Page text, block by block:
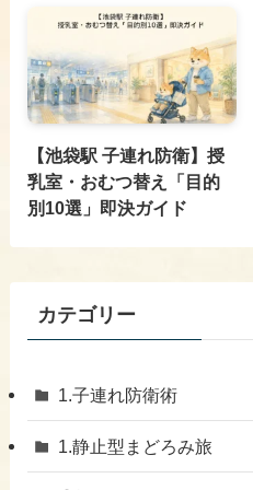
【池袋駅 子連れ防衛】授
乳室・おむつ替え「目的
別10選」即決ガイド
カテゴリー
1.子連れ防衛術
1.静止型まどろみ旅